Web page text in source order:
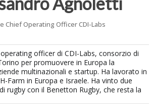
Chief Operating Officer CDI-Labs
officer di CDI-Labs, consorzio di
per promuovere in Europa la
multinazionali e startup. Ha lavorato in
Farm in Europa e Israele. Ha vinto due
rugby con il Benetton Rugby, che resta la